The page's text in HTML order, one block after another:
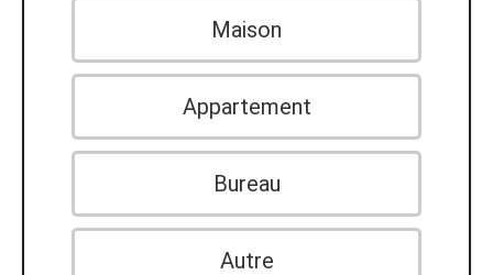
Maison
Appartement
Bureau
Autre